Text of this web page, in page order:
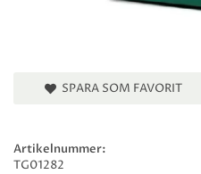
SPARA SOM FAVORIT
Artikelnummer:
TG01282